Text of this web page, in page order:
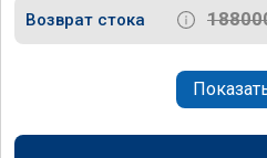
Возврат стока